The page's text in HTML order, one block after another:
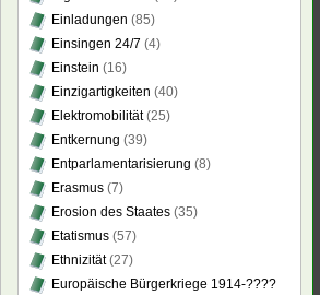
Einladungen (85)
Einsingen 24/7 (4)
Einstein (16)
Einzigartigkeiten (40)
Elektromobilität(25)
Entkernung (39)
Entparlamentarisierung (8)
Erasmus (7)
Erosion des Staates (35)
Etatismus (57)
Ethnizität(27)
Europäische Bürgerkriege 1914-????